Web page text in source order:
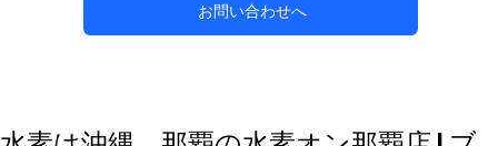
お問い合わせへ
自然な方法で副鼻腔炎のケアを目指す